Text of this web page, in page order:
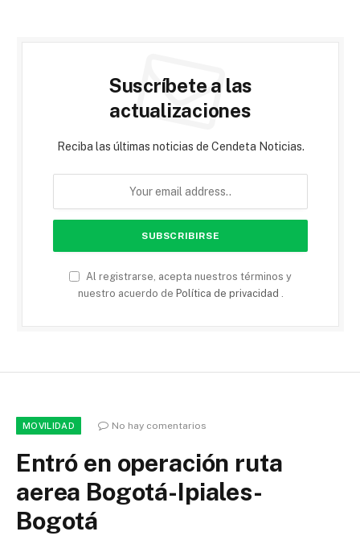
Suscríbete a las
actualizaciones
Reciba las últimas noticias de Cendeta Noticias.
Al registrarse, acepta nuestros términos y
nuestro acuerdo de Política de privacidad
MOVILIDAD No hay comentarios
Entró en operación ruta
aerea Bogotá-Ipiales-
Bogotá